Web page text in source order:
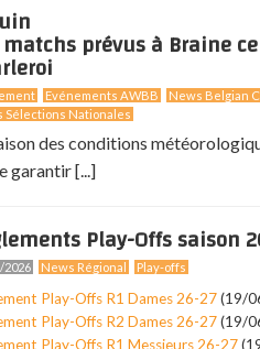
matchs prévus à Braine
Evénements AWBB News Belgian
Sélections Nationales
des conditions
garantir [...]
Play-Offs saison
2026 News Régional Play-offs
Play-Offs R1 Dames 26-27(19/
Play-Offs R2 Dames 26-27(19/
Play-Offs R1 Messieurs 26-27